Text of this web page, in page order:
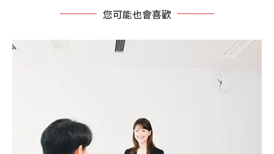
您可能也會喜歡